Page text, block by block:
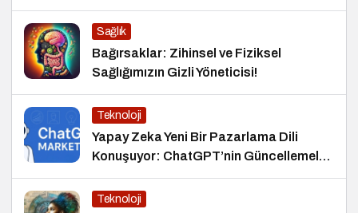
Sağlık
Bağırsaklar: Zihinsel ve Fiziksel
Sağlığımızın Gizli Yöneticisi!
Teknoloji
Yapay Zeka Yeni Bir Pazarlama Dili
Konuşuyor: ChatGPT’nin Güncellemeleri
ve Markalara Yönelik Fırsatlar
Teknoloji